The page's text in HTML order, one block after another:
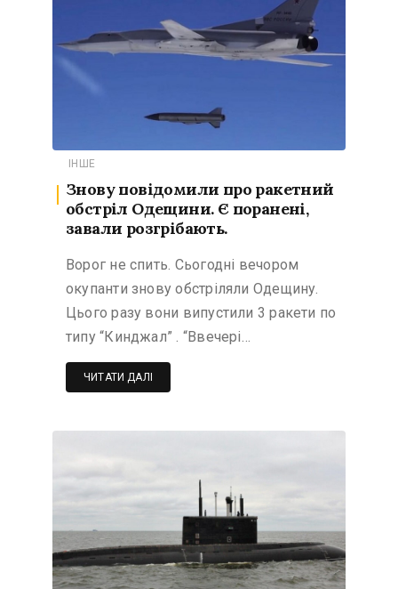
ІНШЕ
Знову повідомили про ракетний
обстріл Одещини. Є поранені,
завали розгрібають.
Ворог не спить. Сьогодні вечором
окупанти знову обстріляли Одещину.
Цього разу вони випустили 3 ракети по
типу “Кинджал” . “Ввечері…
ЧИТАТИ ДАЛІ